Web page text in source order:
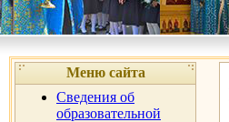
Меню сайта
Сведения об
образовательной